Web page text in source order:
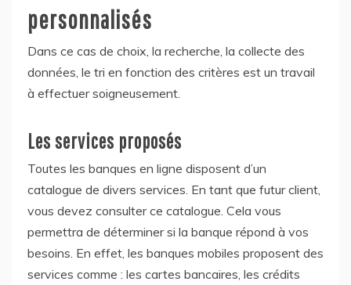
personnalisés
Dans ce cas de choix, la recherche, la collecte des
données, le tri en fonction des critères est un travail
à effectuer soigneusement.
Les services proposés
Toutes les banques en ligne disposent d’un
catalogue de divers services. En tant que futur client,
vous devez consulter ce catalogue. Cela vous
permettra de déterminer si la banque répond à vos
besoins. En effet, les banques mobiles proposent des
services comme : les cartes bancaires, les crédits